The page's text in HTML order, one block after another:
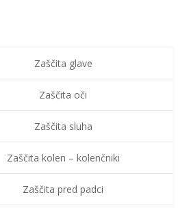
Zaščita glave
Zaščita oči
Zaščita sluha
Zaščita kolen – kolenčniki
Zaščita pred padci